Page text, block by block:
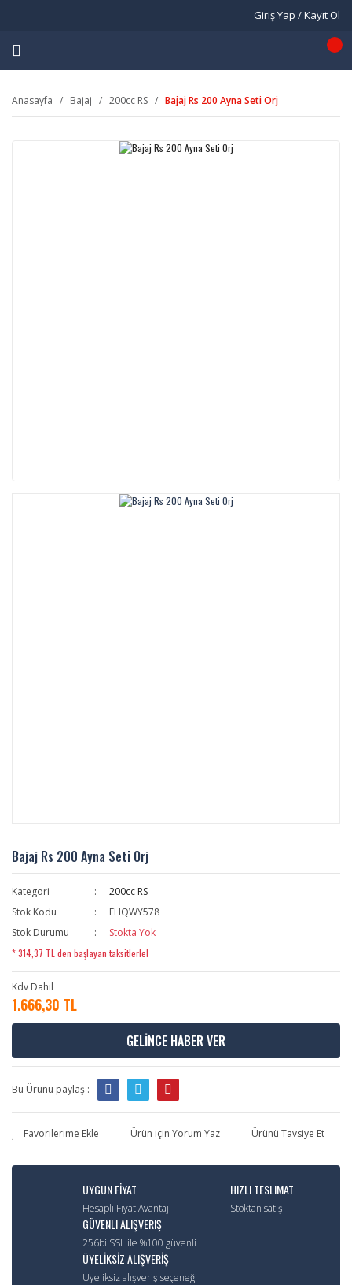
Giriş Yap / Kayıt Ol
Anasayfa Bajaj 200cc RS Bajaj Rs 200 Ayna Seti Orj
Bajaj Rs 200 Ayna Seti Orj
Kategori
200cc RS
Stok Kodu
EHQWY578
Stok Durumu
Stokta Yok
* 314,37 TL den başlayan taksitlerle!
Kdv Dahil
1.666,30 TL
GELİNCE HABER VER
Bu Ürünü paylaş :
Ürün için Yorum Yaz Ürünü Tavsiye Et
UYGUN FİYAT
Hesaplı Fiyat Avantajı
HIZLI TESLIMAT
Stoktan satış
GÜVENLI ALIŞVERIŞ
256bi SSL ile %100 güvenli
ÜYELİKSİZ ALIŞVERİŞ
Üyeliksiz alışveriş seçeneği